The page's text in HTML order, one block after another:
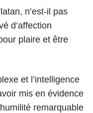
n’est-il pas
d’affection
plaire et être
et l’intelligence
mis en évidence
remarquable